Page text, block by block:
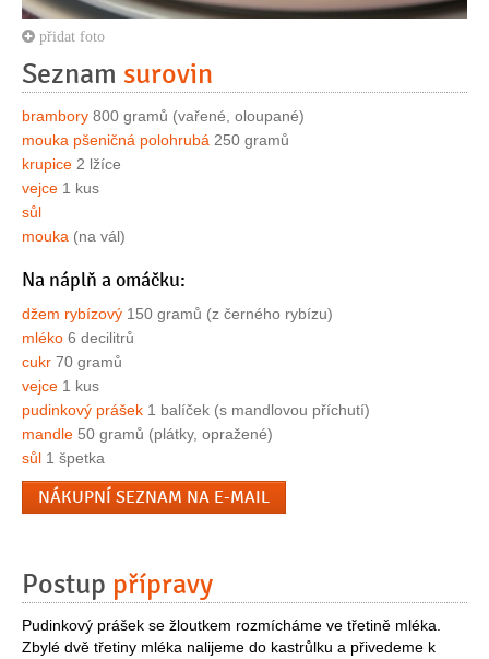
přidat foto
Seznam surovin
brambory 800 gramů (vařené, oloupané)
mouka pšeničná polohrubá 250 gramů
krupice 2 lžíce
vejce 1 kus
sůl
mouka (na vál)
Na náplň a omáčku:
džem rybízový 150 gramů (z černého rybízu)
mléko 6 decilitrů
cukr 70 gramů
vejce 1 kus
pudinkový prášek 1 balíček (s mandlovou příchutí)
mandle 50 gramů (plátky, opražené)
sůl 1 špetka
NÁKUPNÍ SEZNAM NA E-MAIL
Postup přípravy
Pudinkový prášek se žloutkem rozmícháme ve třetině mléka.
Zbylé dvě třetiny mléka nalijeme do kastrůlku a přivedeme k